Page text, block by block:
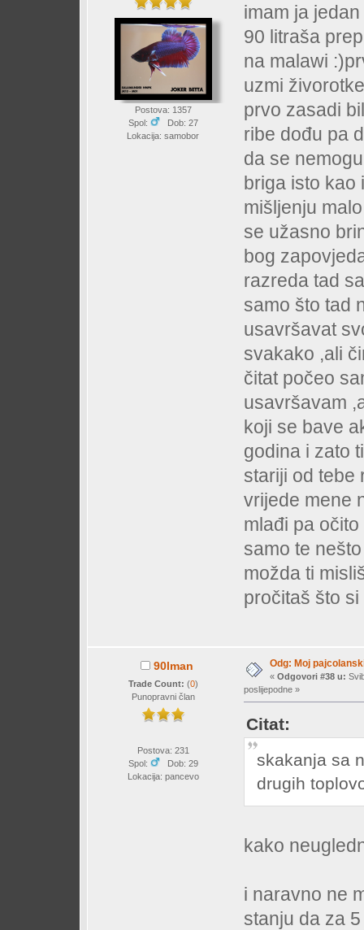
Postova: 1357
Spol:
Dob: 27
Lokacija: samobor
imam ja
90 litraša
na malawi
uzmi
prvo zasadi
ribe dođu pa
da se
briga isto kao
mišljenju
se užasno
bog
razreda tad
samo što tad
usavršavat
svakako ,ali
čitat počeo
usavršavam
koji se bave
godina i zato
stariji od tebe
vrijede mene
mlađi pa
samo te
možda ti
pročitaš što
90lman
Trade Count: (0)
Punopravni član
Postova: 231
Spol:
Dob: 29
Lokacija: pancevo
Odg: Moj
« Odgovori #38 u:
poslijepodne »
Citat:
skakanja sa
drugih
kako
i naravno ne
stanju da za